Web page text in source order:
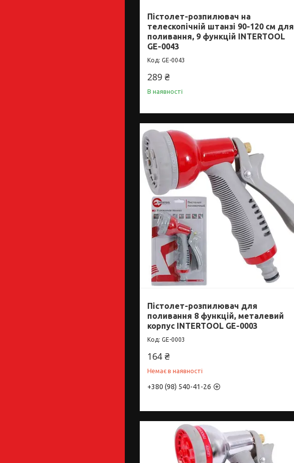
Пістолет-розпилювач на
телескопічній штанзі 90-120 см для
поливання, 9 функцій INTERTOOL
GE-0043
GE-0043
289 ₴
В наявності
Пістолет-розпилювач для
поливання 8 функцій, металевий
корпус INTERTOOL GE-0003
GE-0003
164 ₴
Немає в наявності
+380 (98) 540-41-26